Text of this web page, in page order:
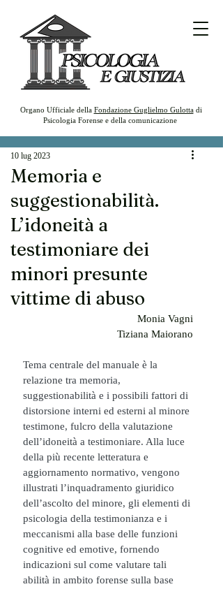
Organo Ufficiale della Fondazione Guglielmo Gulottadi
Psicologia Forense e della comunicazione
Memoria e
suggestionabilità.
L’idoneità a
testimoniare dei
minori presunte
vittime di abuso
10 lug 2023
Monia Vagni
Tiziana Maiorano
Tema centrale del manuale è la
relazione tra memoria,
suggestionabilità e i possibili fattori di
distorsione interni ed esterni al minore
testimone, fulcro della valutazione
dell’idoneità a testimoniare. Alla luce
della più recente letteratura e
aggiornamento normativo, vengono
illustrati l’inquadramento giuridico
dell’ascolto del minore, gli elementi di
psicologia della testimonianza e i
meccanismi alla base delle funzioni
cognitive ed emotive, fornendo
indicazioni sul come valutare tali
abilità in ambito forense sulla base